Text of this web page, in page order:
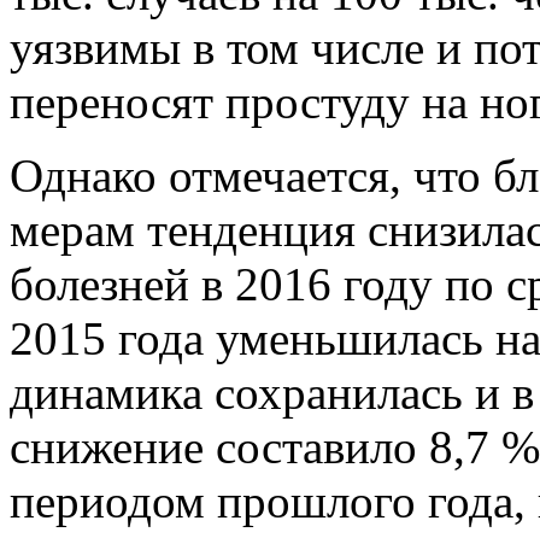
уязвимы в том числе и
переносят простуду на
Однако отмечается, что
мерам тенденция
болезней в 2016 году по
2015 года уменьшилась
динамика сохранилась и
снижение составило 8,7
периодом прошлого